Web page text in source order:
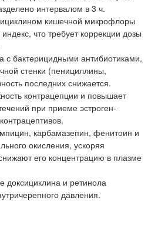
интервалом в 3 ч.
кишечной микрофлоры
что требует коррекции дозы
с бактерицидными антибиотиками,
стенки (пенициллины,
последних снижается.
контрацепции и повышает
при приеме эстроген-
карбамазепин, фенитоин и
окисления, ускоряя
его концентрацию в плазме
и ретинола
давления.